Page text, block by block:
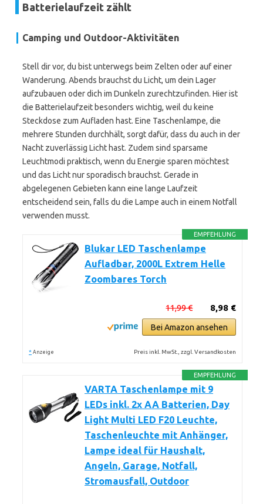
Batterielaufzeit zählt
Camping und Outdoor-Aktivitäten
Stell dir vor, du bist unterwegs beim Zelten oder auf einer
Wanderung. Abends brauchst du Licht, um dein Lager
aufzubauen oder dich im Dunkeln zurechtzufinden. Hier ist
die Batterielaufzeit besonders wichtig, weil du keine
Steckdose zum Aufladen hast. Eine Taschenlampe, die
mehrere Stunden durchhält, sorgt dafür, dass du auch in der
Nacht zuverlässig Licht hast. Zudem sind sparsame
Leuchtmodi praktisch, wenn du Energie sparen möchtest
und das Licht nur sporadisch brauchst. Gerade in
abgelegenen Gebieten kann eine lange Laufzeit
entscheidend sein, falls du die Lampe auch in einem Notfall
verwenden musst.
EMPFEHLUNG
Blukar LED Taschenlampe
Aufladbar, 2000L Extrem Helle
Zoombares Torch
8,98 €
11,99 €
Bei Amazon ansehen
* Anzeige Preis inkl. MwSt., zzgl. Versandkosten
EMPFEHLUNG
VARTA Taschenlampe mit 9
LEDs inkl. 2x AA Batterien, Day
Light Multi LED F20 Leuchte,
Taschenleuchte mit Anhänger,
Lampe ideal für Haushalt,
Angeln, Garage, Notfall,
Stromausfall, Outdoor